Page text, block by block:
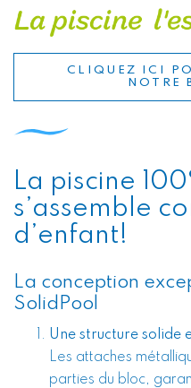
CLIQUEZ ICI
NOTRE
La piscine
s’assemble
d’enfant!
La conception
SolidPool
Une structure solide
Les attaches
parties du bloc,